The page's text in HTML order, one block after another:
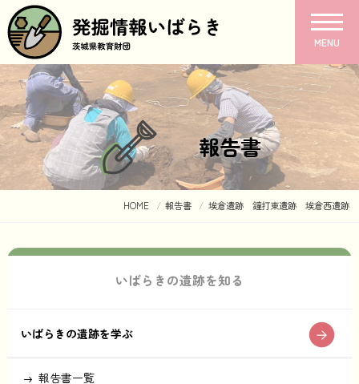
MENU
報告書
HOME 報告書 埃倉遺跡 鐘打東遺跡 埃倉西遺跡
いばらきの遺跡を知る
いばらきの遺跡を学ぶ
報告書一覧